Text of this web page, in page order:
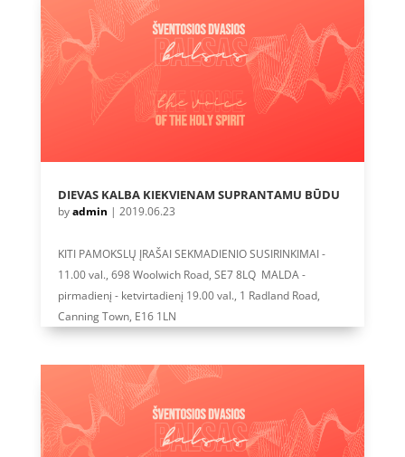
DIEVAS KALBA KIEKVIENAM SUPRANTAMU BŪDU
byadmin | 2019.06.23
KITI PAMOKSLŲ ĮRAŠAI SEKMADIENIO SUSIRINKIMAI -
11.00 val., 698 Woolwich Road, SE7 8LQ MALDA -
pirmadienį - ketvirtadienį 19.00 val., 1 Radland Road,
Canning Town, E16 1LN